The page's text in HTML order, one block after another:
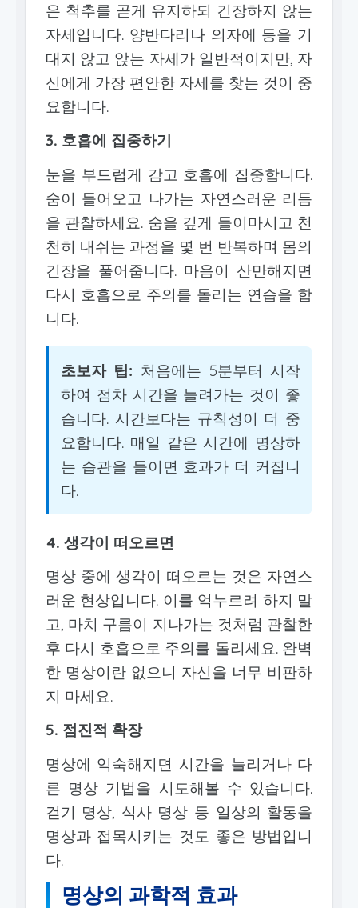
은 척추를 곧게 유지하되 긴장하지 않는
자세입니다. 양반다리나 의자에 등을 기
대지 않고 앉는 자세가 일반적이지만, 자
신에게 가장 편안한 자세를 찾는 것이 중
요합니다.
3. 호흡에 집중하기
눈을 부드럽게 감고 호흡에 집중합니다.
숨이 들어오고 나가는 자연스러운 리듬
을 관찰하세요. 숨을 깊게 들이마시고 천
천히 내쉬는 과정을 몇 번 반복하며 몸의
긴장을 풀어줍니다. 마음이 산만해지면
다시 호흡으로 주의를 돌리는 연습을 합
니다.
초보자 팁: 처음에는 5분부터 시작
하여 점차 시간을 늘려가는 것이 좋
습니다. 시간보다는 규칙성이 더 중
요합니다. 매일 같은 시간에 명상하
는 습관을 들이면 효과가 더 커집니
다.
4. 생각이 떠오르면
명상 중에 생각이 떠오르는 것은 자연스
러운 현상입니다. 이를 억누르려 하지 말
고, 마치 구름이 지나가는 것처럼 관찰한
후 다시 호흡으로 주의를 돌리세요. 완벽
한 명상이란 없으니 자신을 너무 비판하
지 마세요.
5. 점진적 확장
명상에 익숙해지면 시간을 늘리거나 다
른 명상 기법을 시도해볼 수 있습니다.
걷기 명상, 식사 명상 등 일상의 활동을
명상과 접목시키는 것도 좋은 방법입니
다.
명상의 과학적 효과